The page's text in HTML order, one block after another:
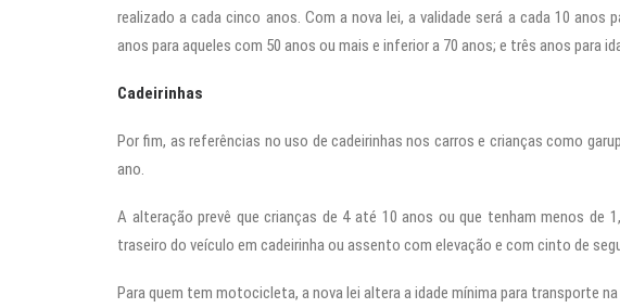
realizado a cada cinco anos. Com a nova lei, a validade será a cada 10 anos
anos para aqueles com 50 anos ou mais e inferior a 70 anos; e três anos para
Cadeirinhas
Por fim, as referências no uso de cadeirinhas nos carros e crianças como
ano.
A alteração prevê que crianças de 4 até 10 anos ou que tenham menos de
traseiro do veículo em cadeirinha ou assento com elevação e com cinto de
Para quem tem motocicleta, a nova lei altera a idade mínima para transporte na